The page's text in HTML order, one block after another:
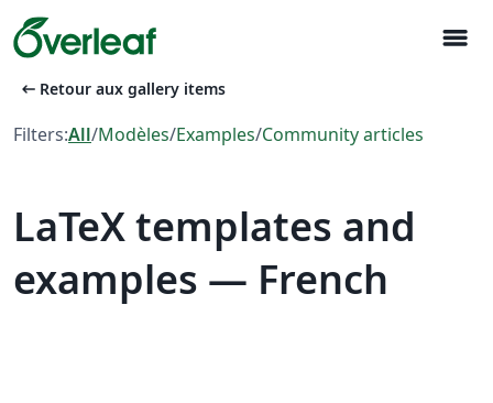
menu
arrow_left_alt Retour aux gallery items
Filters:All/Modèles/Examples/Community articles
LaTeX templates and
examples — French